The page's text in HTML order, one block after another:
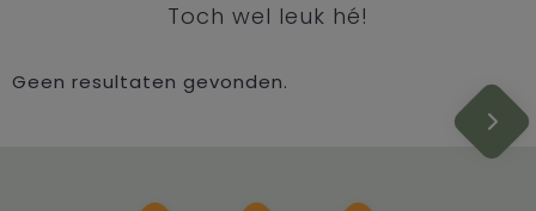
Toch wel leuk hé!
Geen resultaten gevonden.